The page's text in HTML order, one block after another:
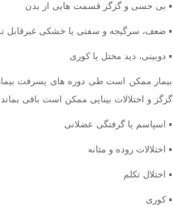
▪ بی حسی و گزگز قسمت هایی از بدن
▪ ضعف، سرگیجه و سفتی یا خشکی غیرقابل
▪ دوبینی، دید مختل یا کوری
بیمار ممکن است طی دوره های پسرفت
گزگز و اختلالات بینایی ممکن است باقی
▪ اسپاسم یا گرفتگی عضلانی
▪ اختلالات روده و مثانه
▪ اختلال تکلم
▪ کوری